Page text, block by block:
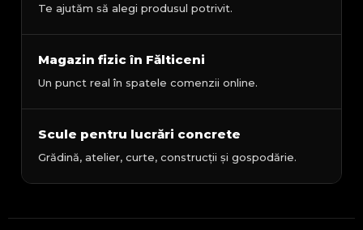
Te ajutăm să alegi produsul potrivit.
Magazin fizic în Fălticeni
Un punct real în spatele comenzii online.
Scule pentru lucrări concrete
Grădină, atelier, curte, construcții și gospodărie.